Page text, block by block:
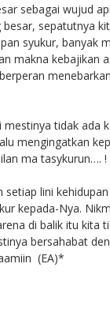
sebagai wujud
sepatutnya
syukur, banyak
makna kebajikan
tidak ada
mengingatkan
ma tasykurun…. !
lini
kepada-Nya.
di balik itu kita
bersahabat
(EA)*